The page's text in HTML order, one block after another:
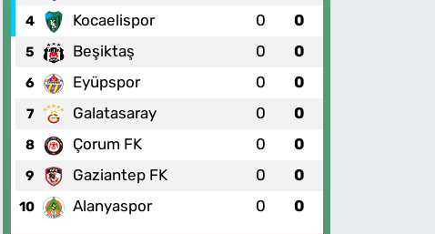
4 Kocaelispor 0 0
5 Beşiktaş 0 0
6 Eyüpspor 0 0
7 Galatasaray 0 0
8 Çorum FK 0 0
9 Gaziantep FK 0 0
10 Alanyaspor 0 0